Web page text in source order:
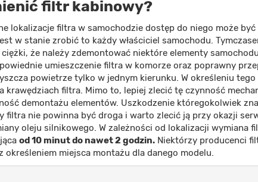
filtr kabinowy?
lokalizacje filtra w samochodzie dostęp do niego może
w stanie zrobić to każdy właściciel samochodu.
że należy zdemontować niektóre elementy
umieszczenie filtra w komorze oraz poprawny
powietrze tylko w jednym kierunku. W określeniu tego
krawędziach filtra. Mimo to, lepiej zlecić tę czynność
demontażu elementów. Uszkodzenie któregokolwiek
filtra nie powinna być droga i warto zlecić ją przy okazji
oleju silnikowego. W zależności od lokalizacji wymiana
od 10 minut do nawet 2 godzin. Niektórzy producenci
określeniem miejsca montażu dla danego modelu.